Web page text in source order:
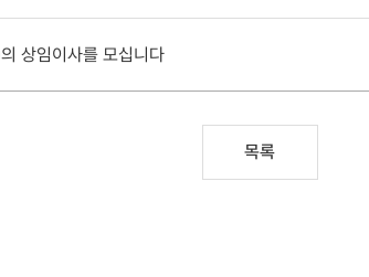
상임이사를 모십니다
목록